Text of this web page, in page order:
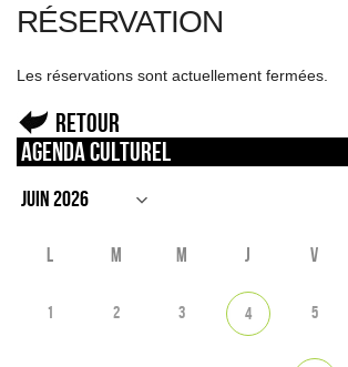
RÉSERVATION
Les réservations sont actuellement fermées.
Retour
Agenda culturel
L M M J V
1 2 3 4 5